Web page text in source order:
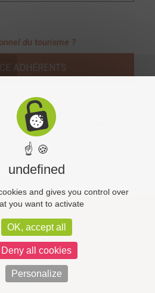
du tourisme ?
ADHÉRENTS
légales
de confidentialité
☝ 🍪
undefined
and gives you control over
you want to activate
OK, accept all
Deny all cookies
Personalize